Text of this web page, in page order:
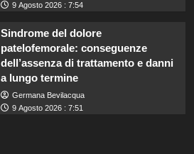
9 Agosto 2026 : 7:54
Sindrome del dolore
patelofemorale: conseguenze
dell’assenza di trattamento e danni
a lungo termine
Germana Bevilacqua
9 Agosto 2026 : 7:51